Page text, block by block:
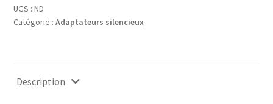
Hatsan
Sortie
1/2
UGS :ND
Catégorie :Adaptateurs silencieux
Description